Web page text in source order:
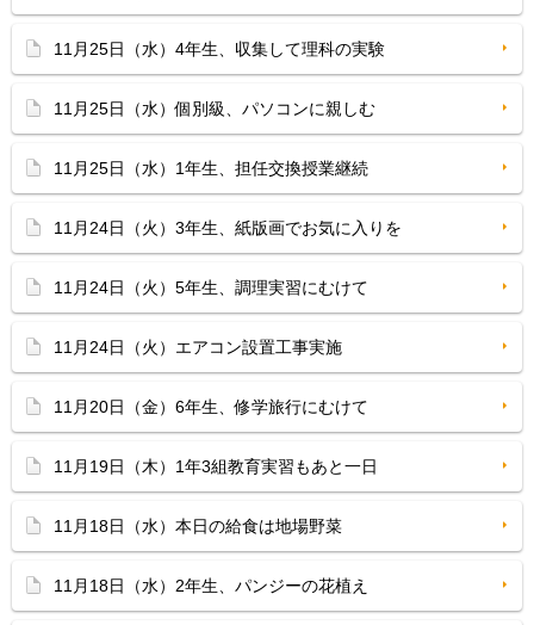
11月25日（水）4年生、収集して理科の実験
11月25日（水）個別級、パソコンに親しむ
11月25日（水）1年生、担任交換授業継続
11月24日（火）3年生、紙版画でお気に入りを
11月24日（火）5年生、調理実習にむけて
11月24日（火）エアコン設置工事実施
11月20日（金）6年生、修学旅行にむけて
11月19日（木）1年3組教育実習もあと一日
11月18日（水）本日の給食は地場野菜
11月18日（水）2年生、パンジーの花植え